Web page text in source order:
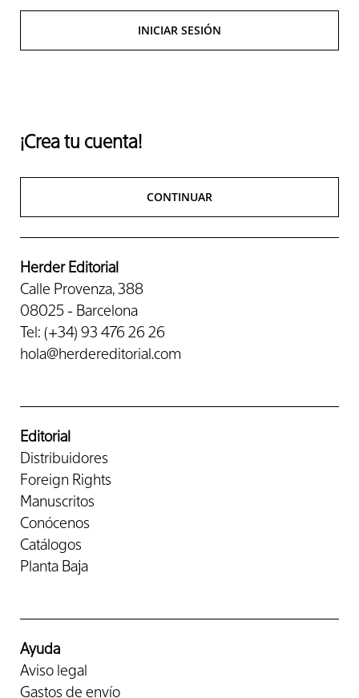
INICIAR SESIÓN
¡Crea tu cuenta!
CONTINUAR
Herder Editorial
Calle Provenza, 388
08025 - Barcelona
Tel: (+34) 93 476 26 26
hola@herdereditorial.com
Editorial
Distribuidores
Foreign Rights
Manuscritos
Conócenos
Catálogos
Planta Baja
Ayuda
Aviso legal
Gastos de envío